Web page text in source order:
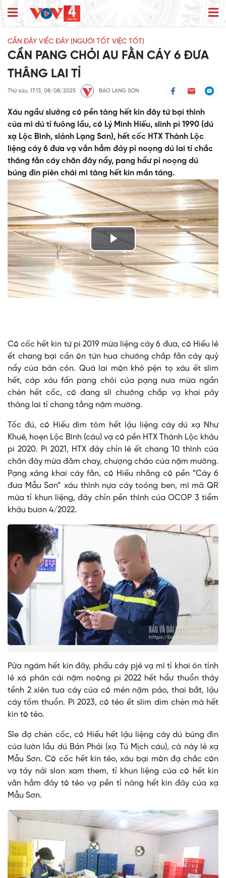
CẦN ĐÂY VIỂC ĐÂY (NGƯỜI TỐT VIỆC TỐT)
CẦN PANG CHỎI AU FẰN CÁY 6 ĐƯA
THÂNG LAI TỈ
Thứ sáu, 17:13, 08/08/2025 BÁO LẠNG SƠN
Xáu ngầư slưởng có pền tàng hết kin đây tứ bại thình
cúa mì dú tỉ fuông lầu, có Lý Minh Hiếu, slinh pi 1990 (dú
xạ Lộc Bình, slảnh Lạng Sơn), hết cốc HTX Thành Lộc
liệng cáy 6 đưa vạ vằn hẳm đảy pỉ noọng dú lai tỉ chắc
thâng fằn cáy chăn đây nẩy, pang hẩư pỉ noọng dú
búng đin piên chái mì tàng hết kin mắn táng.
Play
Video
Có cốc hết kin tứ pi 2019 mừa liệng cáy 6 đưa, có Hiếu lẻ
ết chang bại cần ón tứn hua chướng chắp fằn cáy quỷ
nẩy cúa bản cỏn. Quá lai mòn khỏ pện tọ xáu ết slim
hết, cáp xáu fấn pang chỏi cúa pạng nưa mừa ngần
chèn hết cốc, có đang slí chướng chắp vạ khai pây
thâng lai tỉ chang tằng nặm mường.
Tốc đú, có Hiếu dim tôm hết lậu liệng cáy dú xạ Như
Khuê, hoẹn Lộc Bình (cáu) vạ có pền HTX Thành Lộc khảu
pi 2020. Pi 2021, HTX đảy chỉn lẻ ết chang 10 thình cúa
chăn đây mừa đăm chay, chượng chảo cúa nặm mường.
Pạng xảng khai cáy fằn, có Hiếu nhằng có pền “Cáy 6
đưa Mẫu Sơn” xáu thình nựa cáy toỏng ben, mì mã QR
mừa tỉ khun liệng, đảy chỉn pền thình cúa OCOP 3 tiểm
khảu bươn 4/2022.
Pửa ngám hết kin đây, phấu cáy pjẻ vạ mì tỉ khai ỏn tỉnh
lẻ xá phân cải nặm noòng pi 2022 hết hẩư thuổn thảy
tềnh 2 xiên tua cáy cúa có mẻn nặm pảo, thai bắt, lậu
cáy tốm thuổn. Pi 2023, có tẻo ết slim dim chèn mà hết
kin tò tẻo.
Sle đợ chèn cốc, có Hiếu hết lậu liệng cáy dú búng đin
cúa lườn lầu dú Bản Phải (xạ Tú Mịch cáu), cà này lẻ xạ
Mẫu Sơn. Có cốc hết kin tẻo, xáu bại mòn đạ chắc cón
vạ tảy nải slon xam them, tỉ khun liệng cúa có hết kin
vằn hẳm đây tò tẻo vạ pền tỉ nâng hết kin đây cúa xạ
Mẫu Sơn.